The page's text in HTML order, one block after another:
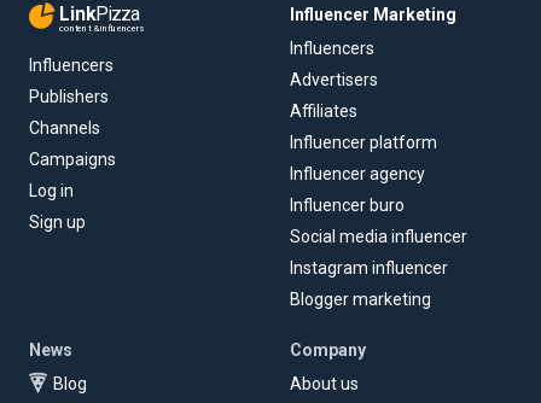
LinkPizza
content & influencers
Influencers
Publishers
Channels
Campaigns
Log in
Sign up
Influencer Marketing
Influencers
Advertisers
Affiliates
Influencer platform
Influencer agency
Influencer buro
Social media influencer
Instagram influencer
Blogger marketing
News
Blog
Company
About us